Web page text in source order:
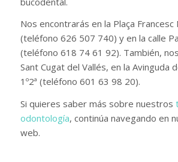
Nos encontrarás en la Plaça Francesc
(teléfono 626 507 740) y en la calle
(teléfono 618 74 61 92). También,
Sant Cugat del Vallés, en la Avinguda
1º2ª (teléfono 601 63 98 20).
Si quieres saber más sobre nuestros
odontología, continúa navegando en
web.